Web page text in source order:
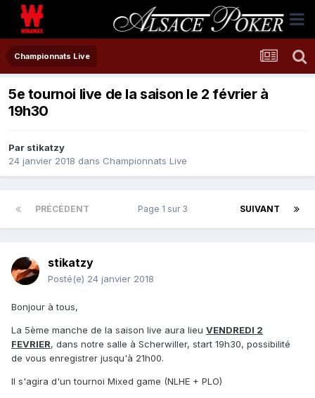
Championnats Live
5e tournoi live de la saison le 2 février à
19h30
Par stikatzy
24 janvier 2018 dans Championnats Live
PRÉCÉDENT SUIVANT
Page 1 sur 3
stikatzy
Posté(e) 24 janvier 2018
Bonjour à tous,
La 5ème manche de la saison live aura lieu VENDREDI 2
FEVRIER, dans notre salle à Scherwiller, start 19h30, possibilité
de vous enregistrer jusqu'à 21h00.
Il s'agira d'un tournoi Mixed game (NLHE + PLO)